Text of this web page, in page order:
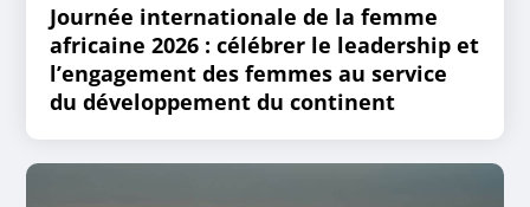
Journée internationale de la femme
africaine 2026 : célébrer le leadership et
l’engagement des femmes au service
du développement du continent